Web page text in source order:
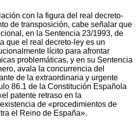
con la figura del real decreto-
de transposición, cabe señalar que
en la Sentencia 23/1993, de
que el real decreto-ley es un
lícito para afrontar
problemáticas, y en su Sentencia
avala la concurrencia del
de la extraordinaria y urgente
86.1 de la Constitución Española
patente retraso en la
de «procedimientos de
el Reino de España».